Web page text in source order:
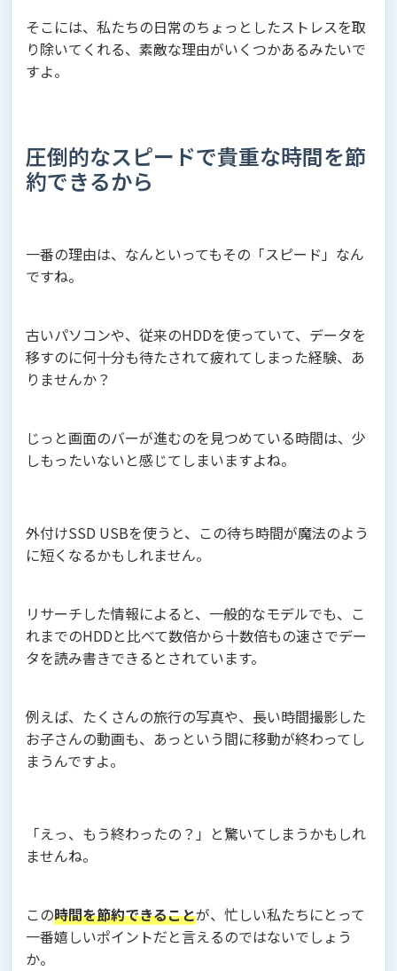
そこには、私たちの日常のちょっとしたストレスを取
り除いてくれる、素敵な理由がいくつかあるみたいで
すよ。
圧倒的なスピードで貴重な時間を節
約できるから
一番の理由は、なんといってもその「スピード」なん
ですね。
古いパソコンや、従来のHDDを使っていて、データを
移すのに何十分も待たされて疲れてしまった経験、あ
りませんか？
じっと画面のバーが進むのを見つめている時間は、少
しもったいないと感じてしまいますよね。
外付けSSD USBを使うと、この待ち時間が魔法のよう
に短くなるかもしれません。
リサーチした情報によると、一般的なモデルでも、こ
れまでのHDDと比べて数倍から十数倍もの速さでデー
タを読み書きできるとされています。
例えば、たくさんの旅行の写真や、長い時間撮影した
お子さんの動画も、あっという間に移動が終わってし
まうんですよ。
「えっ、もう終わったの？」と驚いてしまうかもしれ
ませんね。
この時間を節約できることが、忙しい私たちにとって
一番嬉しいポイントだと言えるのではないでしょう
か。